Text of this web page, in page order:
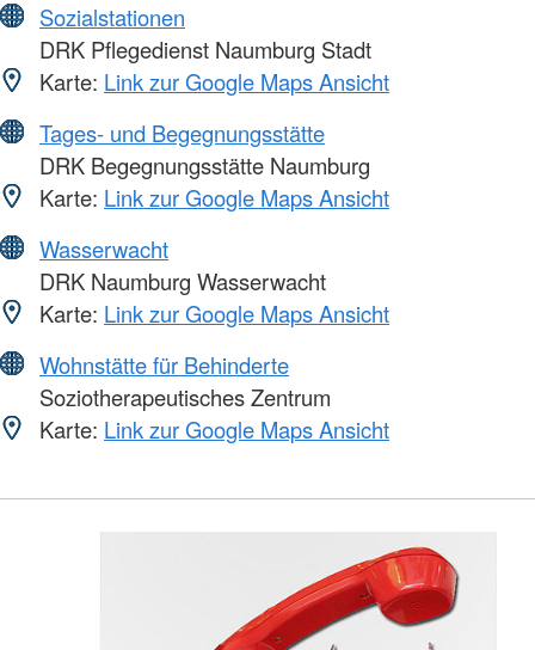
Sozialstationen
DRK Pflegedienst Naumburg Stadt
Karte: Link zur Google Maps Ansicht
Tages- und Begegnungsstätte
DRK Begegnungsstätte Naumburg
Karte: Link zur Google Maps Ansicht
Wasserwacht
DRK Naumburg Wasserwacht
Karte: Link zur Google Maps Ansicht
Wohnstätte für Behinderte
Soziotherapeutisches Zentrum
Karte: Link zur Google Maps Ansicht